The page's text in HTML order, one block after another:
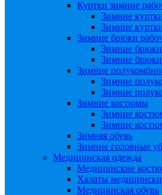
Куртки зимние
Зимние
Зимние
Зимние брюки
Зимние
Зимние
Зимние
Зимние
Зимние
Зимние костюмы
Зимние
Зимние
Зимняя обувь
Зимние головные
Медицинская одежда
Медицинские
Халаты
Медицинская обувь